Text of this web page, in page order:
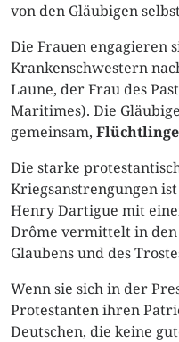
von den Gläubigen
Die Frauen engagieren
Krankenschwestern
Laune, der Frau des
Maritimes). Die
gemeinsam, Flüchtlinge
Die starke
Kriegsanstrengungen
Henry Dartigue mit
Drôme vermittelt in den
Glaubens und des
Wenn sie sich in der
Protestanten ihren
Deutschen, die keine